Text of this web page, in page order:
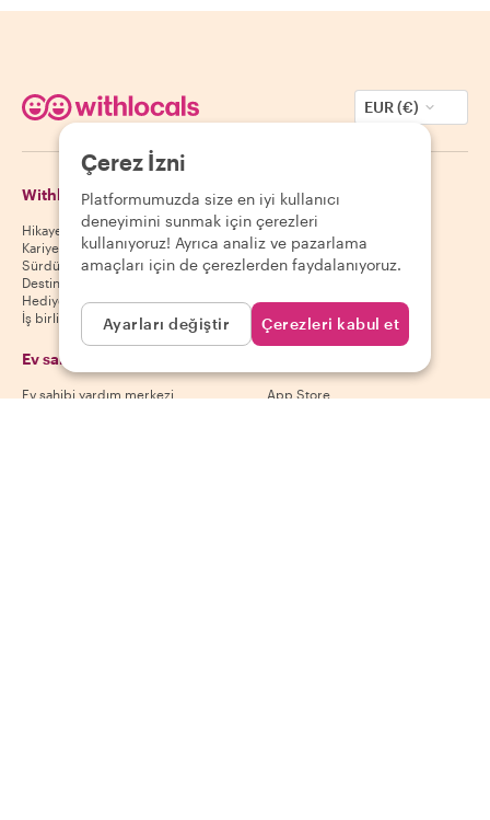
EUR (€)
Withlocals Hakkında
Hikayemiz
Kariyer
Sürdürülebilirlik
Destinasyonlar
Hediye kuponları
İş birliği yap
Misafirler
Misafir yardım merkezi
Misafir iptal politikası
Misafir kullanım koşulları
Ev sahipleri
Ev sahibi yardım merkezi
App Store
Çerez İzni
Platformumuzda size en iyi kullanıcı
deneyimini sunmak için çerezleri
kullanıyoruz! Ayrıca analiz ve pazarlama
amaçları için de çerezlerden faydalanıyoruz.
Ayarları değiştir Çerezleri kabul et